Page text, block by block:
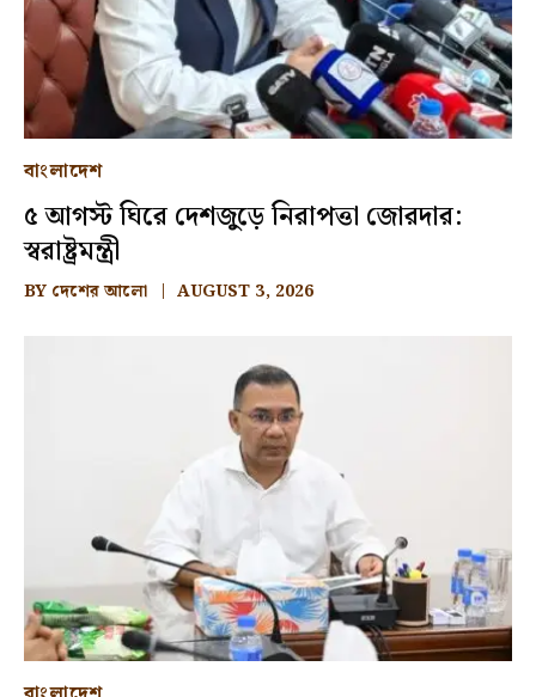
বাংলাদেশ
৫ আগস্ট ঘিরে দেশজুড়ে নিরাপত্তা জোরদার:
স্বরাষ্ট্রমন্ত্রী
BY দেশের আলো AUGUST 3, 2026